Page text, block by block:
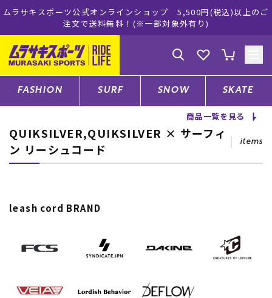
ラサキスポーツ公式オンラインショップ 5,500円(税込)以上のご
注文で送料無料！(※一部対象外有り)
ゲスト様
ログイン 会員登録
店舗一覧
サーフTOP
スノーTOP
FASHION SURF SNOW SKATE
商品一覧を見る
QUIKSILVER,QUIKSILVER × サーフィ
ン リーシュコード
items
leash cord BRAND